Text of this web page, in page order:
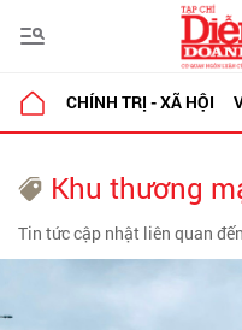
CHÍNH TRỊ - XÃ HỘI
Khu thương
Tin tức cập nhật liên quan